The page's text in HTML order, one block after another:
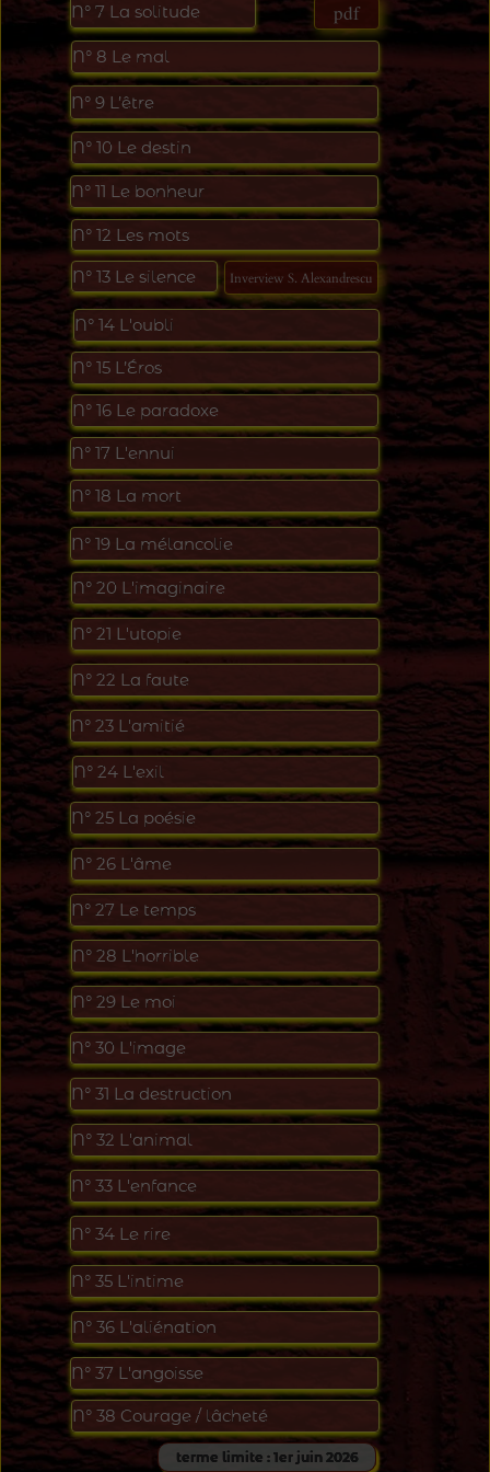
N° 33 L'enfance
N° 20 L'imaginaire
N° 19 La mélancolie
N° 24 L'exil
N° 25 La poésie
N° 23 L'amitié
N° 22 La faute
N° 21 L'utopie
N° 18 La mort
N° 17 L'ennui
N° 29 Le moi
N° 28 L'horrible
N° 16 Le paradoxe
N° 15 L’Éros
N° 27 Le temps
N° 14 L'oubli
N° 13 Le silence
N° 12 Les mots
N° 10 Le destin
N° 9 L’être
N° 8 Le mal
N° 32 L'animal
N° 31 La destruction
N° 30 L'image
N° 38 Courage / lâcheté
N° 26 L'âme
Inverview S. Alexandrescu
pdf
N° 37 L'angoisse
terme limite : 1er juin 2026
N° 36 L'aliénation
N° 35 L'intime
N° 34 Le rire
N° 11 Le bonheur
N° 7 La solitude